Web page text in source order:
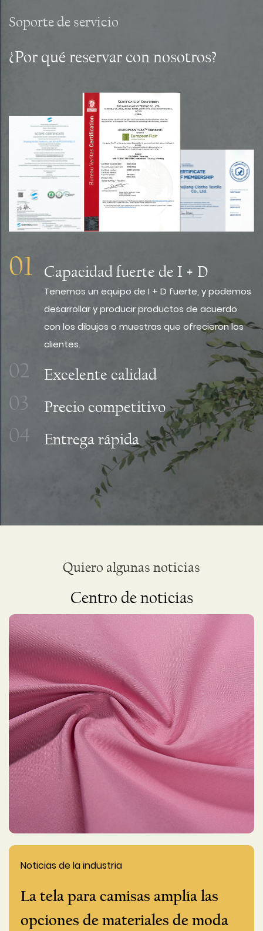
Soporte de servicio
¿Por qué reservar con nosotros?
01 Capacidad fuerte de I + D
Tenemos un equipo de I + D fuerte, y podemos
desarrollar y producir productos de acuerdo
con los dibujos o muestras que ofrecieron los
clientes.
02 Excelente calidad
03 Precio competitivo
04 Entrega rápida
Quiero algunas noticias
Centro de noticias
Noticias de la industria
La tela para camisas amplía las
opciones de materiales de moda